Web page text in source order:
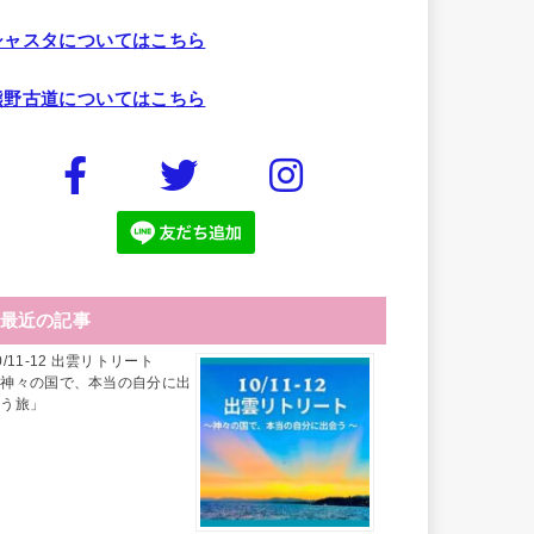
ャスタについてはこちら
野古道についてはこちら
最近の記事
11-12 出雲リトリート
々の国で、本当の自分に出
旅」